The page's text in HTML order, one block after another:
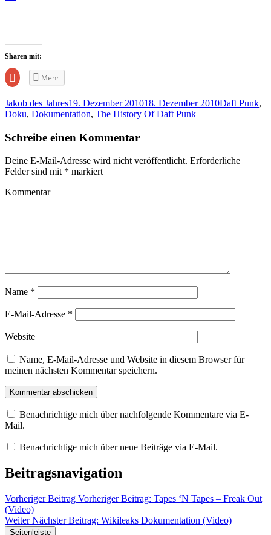
Sharen mit:
Zum
Teilen
anklicken
(Wird
in
Fenster
geöffnet)
Mehr
Jakob des Jahres19. Dezember 201018. Dezember 2010Daft Punk,
Doku, Dokumentation, The History Of Daft Punk
Schreibe einen Kommentar
Deine E-Mail-Adresse wird nicht veröffentlicht. Erforderliche
Felder sind mit * markiert
Kommentar
Name *
E-Mail-Adresse *
Website
Name, E-Mail-Adresse und Website in diesem Browser für
meinen nächsten Kommentar speichern.
Benachrichtige mich über nachfolgende Kommentare via E-
Mail.
Benachrichtige mich über neue Beiträge via E-Mail.
Beitragsnavigation
Vorheriger Beitrag Vorheriger Beitrag: Tapes ‘N Tapes – Freak Out
(Video)
Weiter Nächster Beitrag: Wikileaks Dokumentation (Video)
Seitenleiste